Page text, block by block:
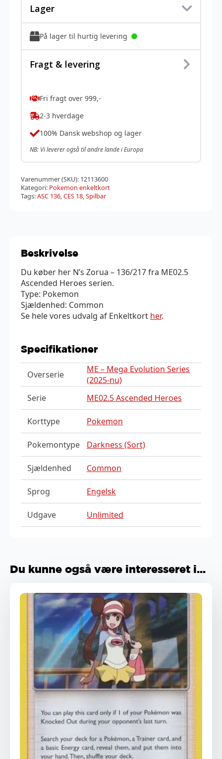
Lager
På lager til hurtig levering
Fragt & levering
Fri fragt over 999,-
2-3 hverdage
100% Dansk webshop og lager
NB: Vi leverer også til andre lande i Europa
Varenummer (SKU): 12113600
Kategori: Pokemon enkeltkort
Tags:ASC 136,CES 18,Spilbar
Beskrivelse
Du køber her N’s Zorua – 136/217 fra ME02.5
Ascended Heroes serien.
Type: Pokemon
Sjældenhed: Common
Se hele vores udvalg af Enkeltkort her.
Specifikationer
Overserie
ME – Mega Evolution Series
(2025-nu)
Serie
ME02.5 Ascended Heroes
Korttype Pokemon
Pokemontype Darkness (Sort)
Sjældenhed Common
Sprog Engelsk
Udgave Unlimited
Du kunne også være interesseret i...